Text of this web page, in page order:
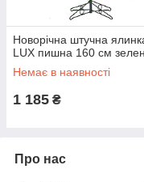
Новорічна штучна
LUX пишна 160 см
Немає в наявності
1 185 ₴
Про нас